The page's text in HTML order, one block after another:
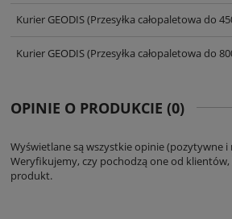
Kurier GEODIS(Przesyłka całopaletowa do
Kurier GEODIS(Przesyłka całopaletowa do
OPINIE O PRODUKCIE (0)
Wyświetlane są wszystkie opinie (pozytywne i
Weryfikujemy, czy pochodzą one od
produkt.